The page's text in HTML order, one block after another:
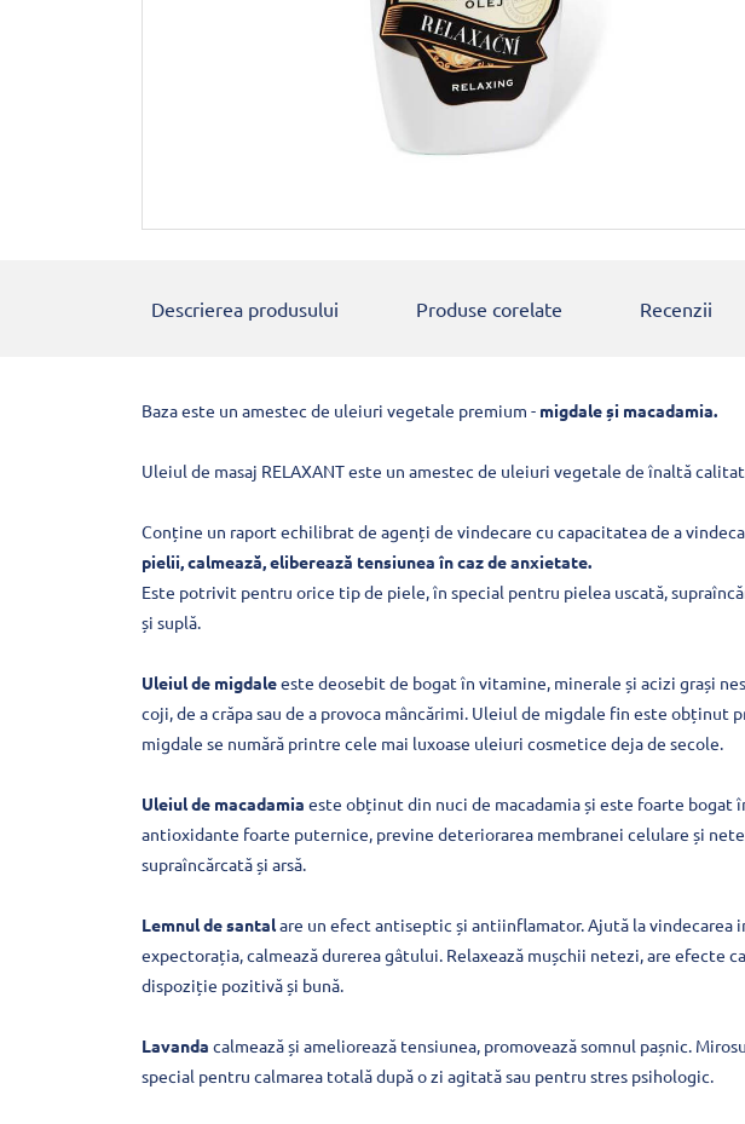
Descrierea produsului Produse corelate Recenzii
Baza este un amestec de uleiuri vegetale premium - migdale și macadamia.
Uleiul de masaj RELAXANT este un amestec de uleiuri vegetale de înaltă
Conține un raport echilibrat de agenți de vindecare cu capacitatea de a
pielii, calmează, eliberează tensiunea în caz de anxietate.
Este potrivit pentru orice tip de piele, în special pentru pielea uscată,
și suplă.
Uleiul de migdaleeste deosebit de bogat în vitamine, minerale și acizi grași
coji, de a crăpa sau de a provoca mâncărimi. Uleiul de migdale fin este
migdale se numără printre cele mai luxoase uleiuri cosmetice deja de secole.
Uleiul de macadamia este obținut din nuci de macadamia și este foarte bogat
antioxidante foarte puternice, previne deteriorarea membranei celulare și
supraîncărcată și arsă.
Lemnul de santalare un efect antiseptic și antiinflamator. Ajută la vindecarea
expectorația, calmează durerea gâtului. Relaxează mușchii netezi, are
dispoziție pozitivă și bună.
Lavanda calmează și ameliorează tensiunea, promovează somnul pașnic.
special pentru calmarea totală după o zi agitată sau pentru stres psihologic.